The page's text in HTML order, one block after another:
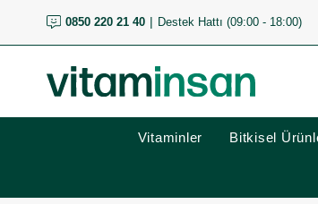
0850 220 21 40 Destek Hattı (09:00 - 18:00)
Vitaminler Bitkisel